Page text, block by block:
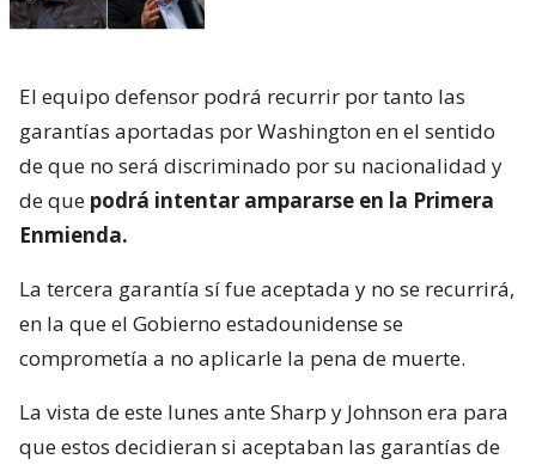
El equipo defensor podrá recurrir por tanto las
garantías aportadas por Washington en el sentido
de que no será discriminado por su nacionalidad y
de que podrá intentar ampararse en la Primera
Enmienda.
La tercera garantía sí fue aceptada y no se recurrirá,
en la que el Gobierno estadounidense se
comprometía a no aplicarle la pena de muerte.
La vista de este lunes ante Sharp y Johnson era para
que estos decidieran si aceptaban las garantías de